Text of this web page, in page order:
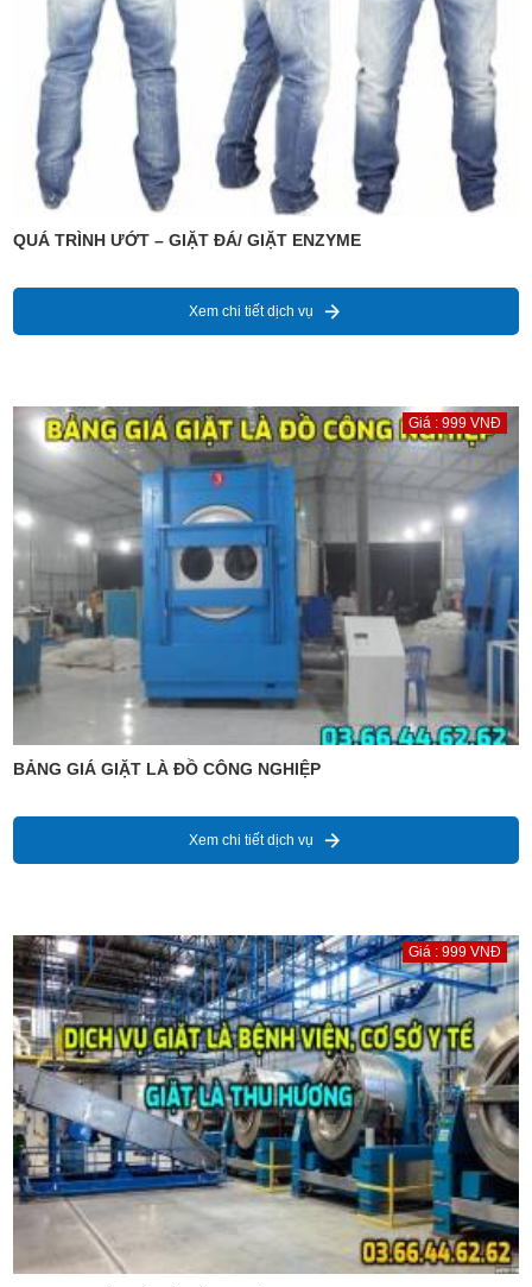
QUÁ TRÌNH ƯỚT – GIẶT ĐÁ/ GIẶT ENZYME
Xem chi tiết dịch vụ
Giá : 999 VNĐ
BẢNG GIÁ GIẶT LÀ ĐỒ CÔNG NGHIỆP
Xem chi tiết dịch vụ
Giá : 999 VNĐ